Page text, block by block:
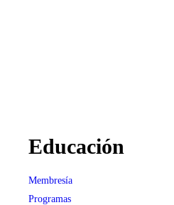
Educación
Membresía
Programas